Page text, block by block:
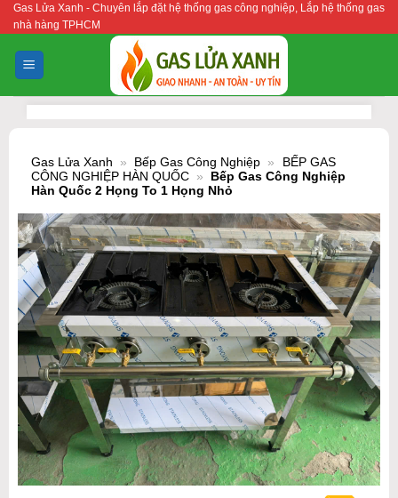
Bỏ
qua
nội
dung
Gas Lửa Xanh - Chuyên lắp đặt hệ thống gas công nghiệp, Lắp hệ thống gas
nhà hàng TPHCM
Gas Lửa Xanh » Bếp Gas Công Nghiệp »
BẾP GAS
CÔNG NGHIỆP HÀN QUỐC »
Bếp Gas Công Nghiệp
Hàn Quốc 2 Họng To 1 Họng Nhỏ